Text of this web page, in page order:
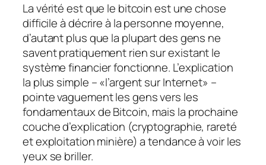
La vérité est que le bitcoin est une chose
difficile à décrire à la personne moyenne,
d’autant plus que la plupart des gens ne
savent pratiquement rien surexistantle
système financier fonctionne. L’explication
la plus simple – «l’argent sur Internet» –
pointe vaguement les gens vers les
fondamentaux de Bitcoin, mais la prochaine
couche d’explication (cryptographie, rareté
et exploitation minière) a tendance à voir les
yeux se briller.